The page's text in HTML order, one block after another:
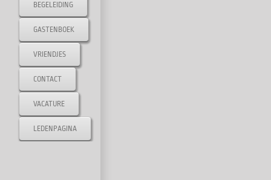
BEGELEIDING
GASTENBOEK
VRIENDJES
CONTACT
VACATURE
LEDENPAGINA